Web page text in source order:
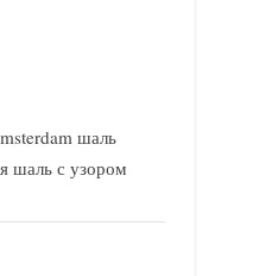
шаль
шаль с узором